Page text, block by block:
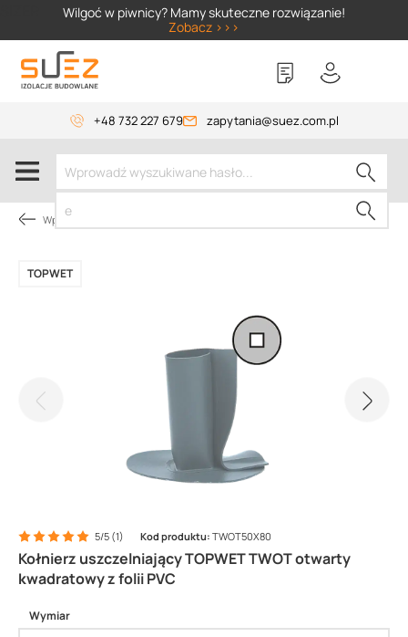
Wilgoć w piwnicy? Mamy skuteczne rozwiązanie!
Zobacz >>>
+48 732 227 679 zapytania@suez.com.pl
Wpusty i akcesoria
Kołnierz uszczelniający TOPWET TWOT otwarty
kwadratowy z folii PVC
TOPWET
5/5 (1) Kod produktu: TWOT50X80
Wymiar